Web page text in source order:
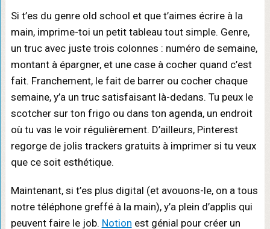
Si t’es du genre old school et que t’aimes écrire à la
main, imprime-toi un petit tableau tout simple. Genre,
un truc avec juste trois colonnes : numéro de semaine,
montant à épargner, et une case à cocher quand c’est
fait. Franchement, le fait de barrer ou cocher chaque
semaine, y’a un truc satisfaisant là-dedans. Tu peux le
scotcher sur ton frigo ou dans ton agenda, un endroit
où tu vas le voir régulièrement. D’ailleurs, Pinterest
regorge de jolis trackers gratuits à imprimer si tu veux
que ce soit esthétique.
Maintenant, si t’es plus digital (et avouons-le, on a tous
notre téléphone greffé à la main), y’a plein d’applis qui
peuvent faire le job. Notion est génial pour créer un